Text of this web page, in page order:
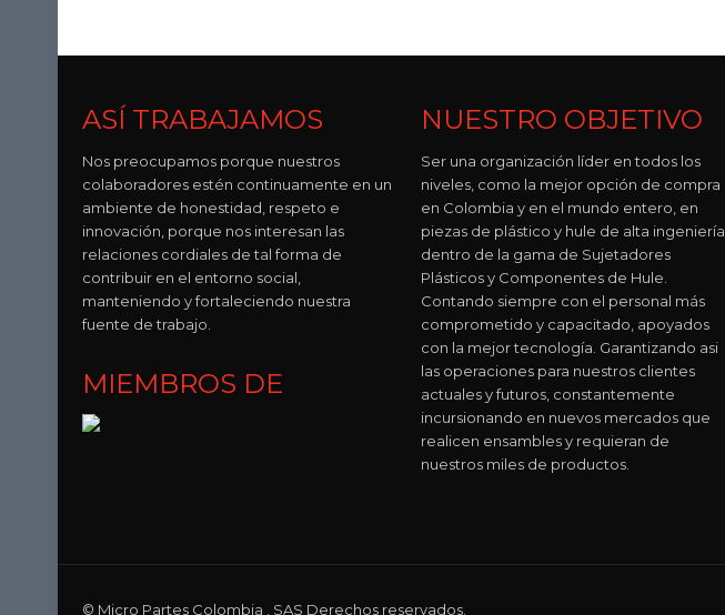
ASÍ TRABAJAMOS
Nos preocupamos porque nuestros
colaboradores estén continuamente en un
ambiente de honestidad, respeto e
innovación, porque nos interesan las
relaciones cordiales de tal forma de
contribuir en el entorno social,
manteniendo y fortaleciendo nuestra
fuente de trabajo.
MIEMBROS DE
NUESTRO OBJETIVO
Ser una organización líder en todos los
niveles, como la mejor opción de compra
en Colombia y en el mundo entero, en
piezas de plástico y hule de alta ingeniería
dentro de la gama de Sujetadores
Plásticos y Componentes de Hule.
Contando siempre con el personal más
comprometido y capacitado, apoyados
con la mejor tecnología. Garantizando asi
las operaciones para nuestros clientes
actuales y futuros, constantemente
incursionando en nuevos mercados que
realicen ensambles y requieran de
nuestros miles de productos.
© Micro Partes Colombia , SAS Derechos reservados.